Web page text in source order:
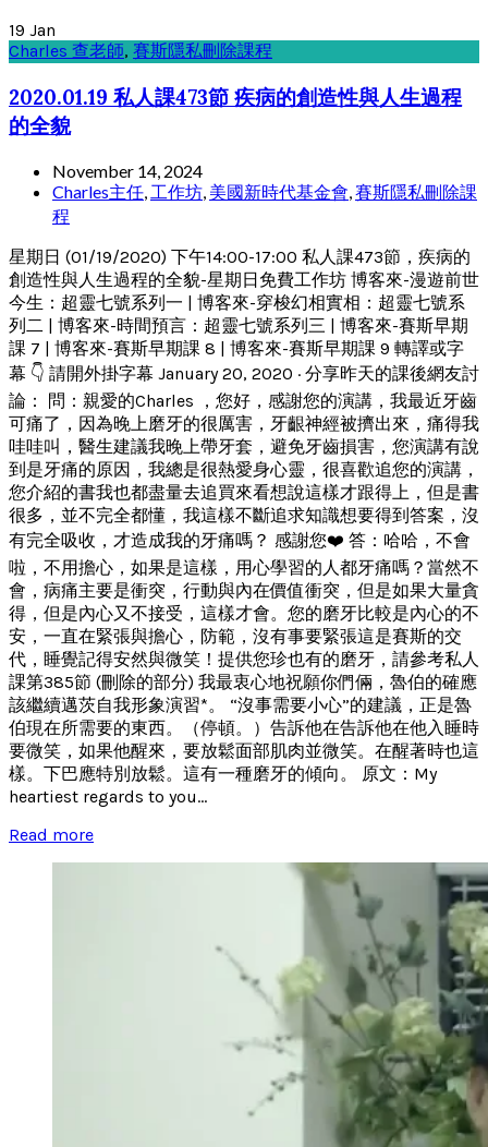
19 Jan
Charles 查老師, 賽斯隱私刪除課程
2020.01.19 私人課473節 疾病的創造性與人生過程
的全貌
November 14, 2024
Charles主任, 工作坊, 美國新時代基金會,賽斯隱私刪除課
程
星期日 (01/19/2020) 下午14:00-17:00 私人課473節，疾病的
創造性與人生過程的全貌-星期日免費工作坊 博客來-漫遊前世
今生：超靈七號系列一 | 博客來-穿梭幻相實相：超靈七號系
列二 | 博客來-時間預言：超靈七號系列三 | 博客來-賽斯早期
課 7 | 博客來-賽斯早期課 8 | 博客來-賽斯早期課 9 轉譯或字
幕 👇 請開外掛字幕 January 20, 2020 · 分享昨天的課後網友討
論： 問：親愛的Charles ，您好，感謝您的演講，我最近牙齒
可痛了，因為晚上磨牙的很厲害，牙齦神經被擠出來，痛得我
哇哇叫，醫生建議我晚上帶牙套，避免牙齒損害，您演講有說
到是牙痛的原因，我總是很熱愛身心靈，很喜歡追您的演講，
您介紹的書我也都盡量去追買來看想說這樣才跟得上，但是書
很多，並不完全都懂，我這樣不斷追求知識想要得到答案，沒
有完全吸收，才造成我的牙痛嗎？ 感謝您❤️ 答：哈哈，不會
啦，不用擔心，如果是這樣，用心學習的人都牙痛嗎？當然不
會，病痛主要是衝突，行動與內在價值衝突，但是如果大量貪
得，但是內心又不接受，這樣才會。您的磨牙比較是內心的不
安，一直在緊張與擔心，防範，沒有事要緊張這是賽斯的交
代，睡覺記得安然與微笑！提供您珍也有的磨牙，請參考私人
課第385節 (刪除的部分) 我最衷心地祝願你們倆，魯伯的確應
該繼續邁茨自我形象演習*。 “沒事需要小心”的建議，正是魯
伯現在所需要的東西。（停頓。）告訴他在告訴他在他入睡時
要微笑，如果他醒來，要放鬆面部肌肉並微笑。在醒著時也這
樣。下巴應特別放鬆。這有一種磨牙的傾向。 原文：My
heartiest regards to you...
Read more